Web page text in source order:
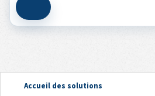
Accueil des solutions